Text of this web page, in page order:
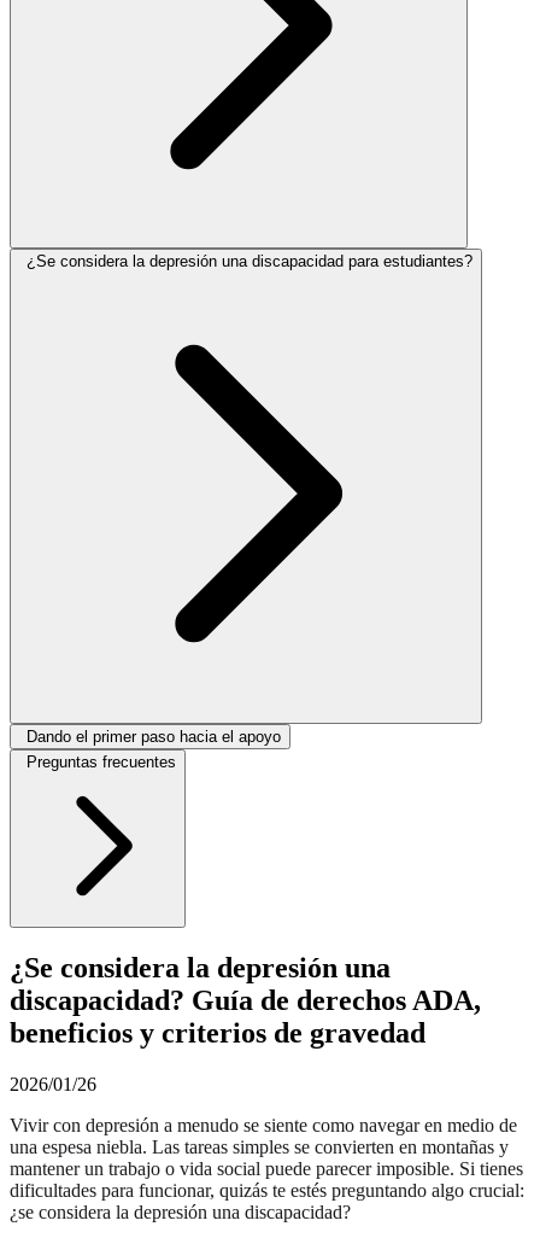
¿Se considera la depresión una discapacidad para estudiantes?
Dando el primer paso hacia el apoyo
Preguntas frecuentes
¿Se considera la depresión una
discapacidad? Guía de derechos ADA,
beneficios y criterios de gravedad
2026/01/26
Vivir con depresión a menudo se siente como navegar en medio de
una espesa niebla. Las tareas simples se convierten en montañas y
mantener un trabajo o vida social puede parecer imposible. Si tienes
dificultades para funcionar, quizás te estés preguntando algo crucial:
¿se considera la depresión una discapacidad?